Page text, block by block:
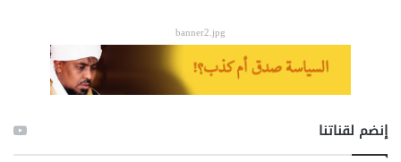
banner2.jpg
إنضم لقناتنا